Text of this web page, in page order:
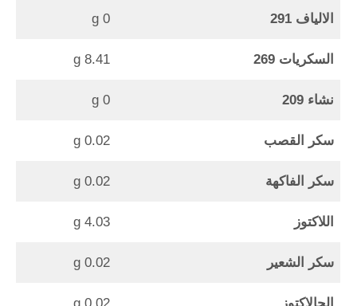
الالياف 291 0 g
السكريات 269 8.41 g
نشاء 209 0 g
سكر القصب 0.02 g
سكر الفاكهة 0.02 g
اللاكتوز 4.03 g
سكر الشعير 0.02 g